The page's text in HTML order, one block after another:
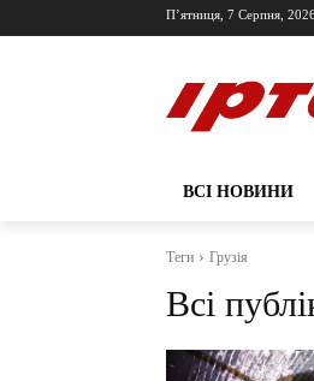
П’ятниця, 7 Серпня,
ВСІ НОВИНИ
Теги Грузія
Всі